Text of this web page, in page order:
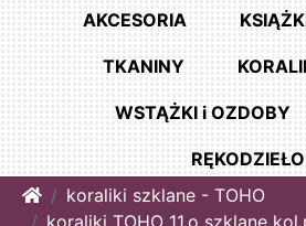
AKCESORIA
TKANINY
WSTĄŻKI i OZDOBY
RĘKODZIEŁO
Homekoraliki szklane - TOHO